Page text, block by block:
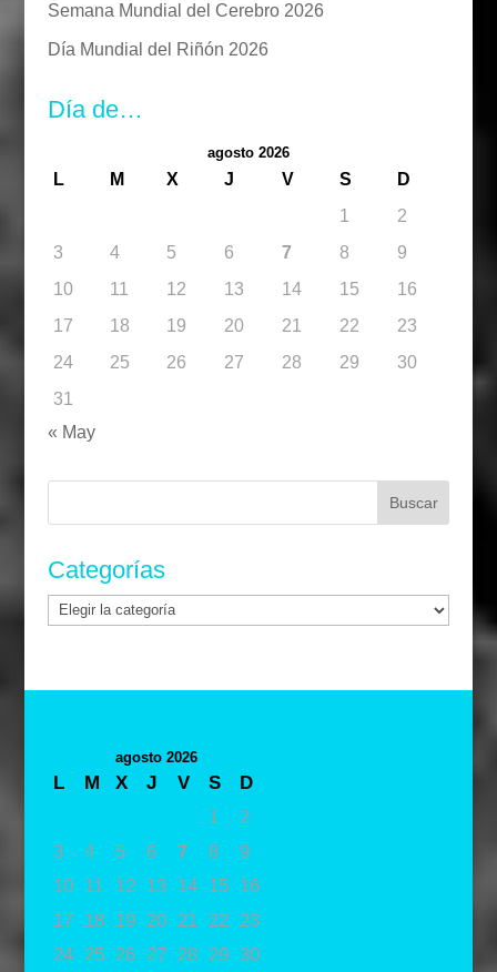
Semana Mundial del Cerebro 2026
Día Mundial del Riñón 2026
Día de…
agosto 2026
L M X J V S
D
1
2
3
4 5 6 7 8
9
10
11 12 13 14 15
16
17
18 19 20 21 22
23
24
25 26 27 28 29
30
31
« May
Categorías
Categorías
agosto 2026
L M X J V S
D
1
2
3
4 5 6 7 8
9
10
11 12 13 14 15
16
17
18 19 20 21 22
23
24
25 26 27 28 29 30